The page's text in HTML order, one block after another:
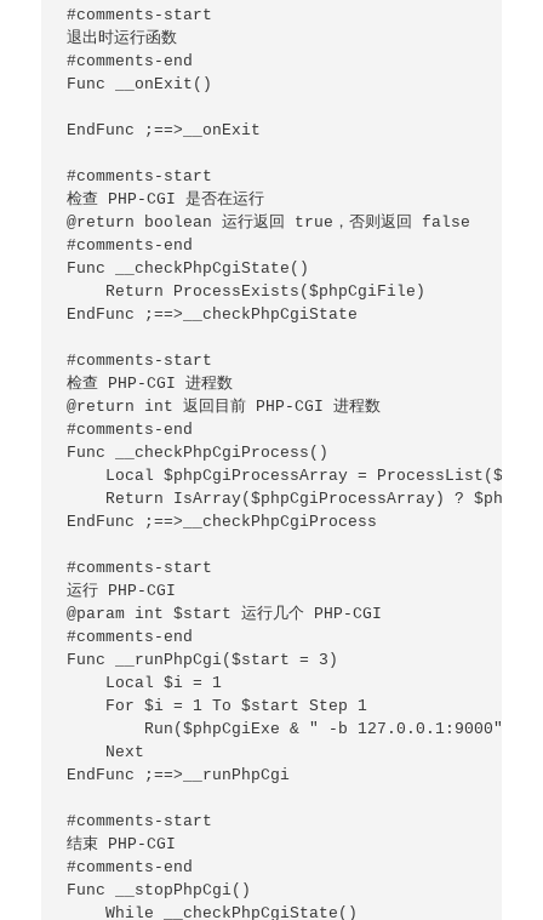
#comments-start
退出时运行函数
#comments-end
Func __onExit()
EndFunc ;==>__onExit
#comments-start
检查 PHP-CGI 是否在运行
@return boolean 运行返回 true，否则返回 false
#comments-end
Func __checkPhpCgiState()
    Return ProcessExists($phpCgiFile)
EndFunc ;==>__checkPhpCgiState
#comments-start
检查 PHP-CGI 进程数
@return int 返回目前 PHP-CGI 进程数
#comments-end
Func __checkPhpCgiProcess()
Local $phpCgiProcessArray =
Return IsArray($phpCgiProcessArray) ?
EndFunc ;==>__checkPhpCgiProcess
#comments-start
运行 PHP-CGI
@param int $start 运行几个 PHP-CGI
#comments-end
Func __runPhpCgi($start = 3)
    Local $i = 1
    For $i = 1 To $start Step 1
Run($phpCgiExe & " -b 127.0.0.1:9000",
    Next
EndFunc ;==>__runPhpCgi
#comments-start
结束 PHP-CGI
#comments-end
Func __stopPhpCgi()
    While __checkPhpCgiState()